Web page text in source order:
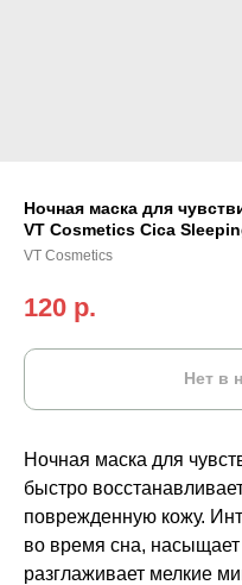
Ночная маска для
VT Cosmetics Cica
VT Cosmetics
120 р.
Нет в
Ночная маска для
быстро
поврежденную кожу.
во время сна,
разглаживает мелкие